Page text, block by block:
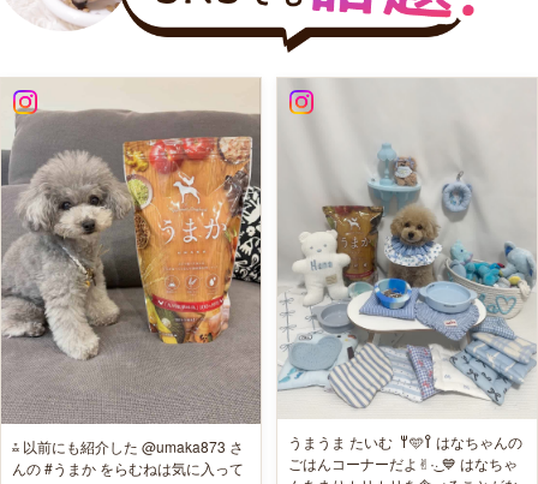
⁂ 以前にも紹介した @umaka873 さ
んの #うまか をらむねは気に入って
うまうま たいむ ‎ 𐩢🩵𐩺 はなちゃんの
ごはんコーナーだよ✌︎·͜· 💙 はなちゃ